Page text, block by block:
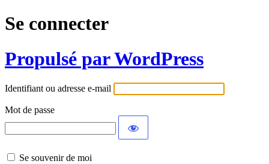
Se connecter
Propulsé par WordPress
Identifiant ou adresse e-mail
Mot de passe
Se souvenir de moi